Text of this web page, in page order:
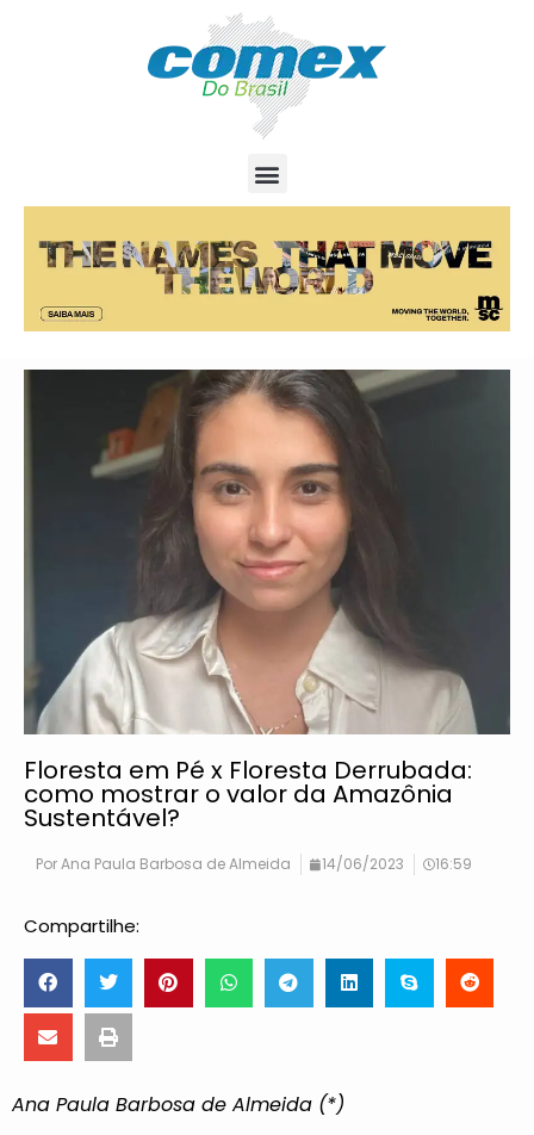
Floresta em Pé x Floresta Derrubada:
como mostrar o valor da Amazônia
Sustentável?
PorAna Paula Barbosa de Almeida 14/06/2023 16:59
Compartilhe:
Ana Paula Barbosa de Almeida (*)